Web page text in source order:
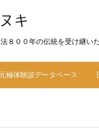
キ
８００年の伝統を受け継いだ
元極体験談データベース